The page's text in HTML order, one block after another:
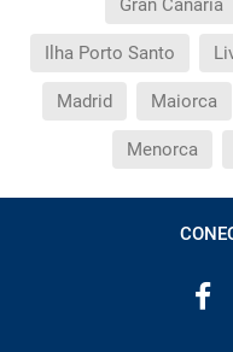
Gran Canária
Ilha Porto Santo
Madrid Maiorca
Menorca